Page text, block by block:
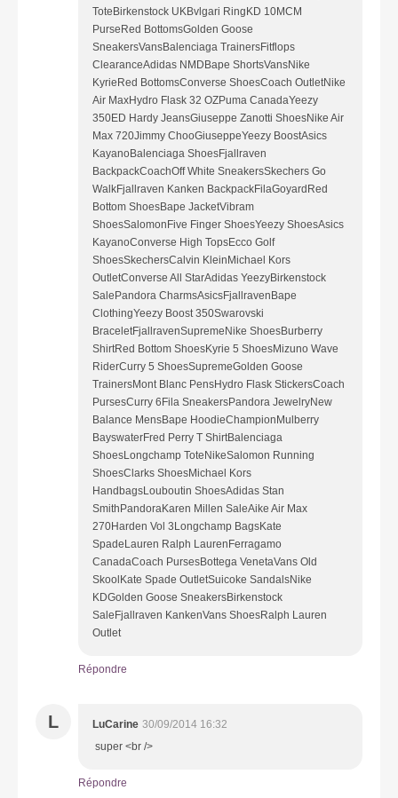
ToteBirkenstock UKBvlgari RingKD 10MCM
PurseRed BottomsGolden Goose
SneakersVansBalenciaga TrainersFitflops
ClearanceAdidas NMDBape ShortsVansNike
KyrieRed BottomsConverse ShoesCoach OutletNike
Air MaxHydro Flask 32 OZPuma CanadaYeezy
350ED Hardy JeansGiuseppe Zanotti ShoesNike Air
Max 720Jimmy ChooGiuseppeYeezy BoostAsics
KayanoBalenciaga ShoesFjallraven
BackpackCoachOff White SneakersSkechers Go
WalkFjallraven Kanken BackpackFilaGoyardRed
Bottom ShoesBape JacketVibram
ShoesSalomonFive Finger ShoesYeezy ShoesAsics
KayanoConverse High TopsEcco Golf
ShoesSkechersCalvin KleinMichael Kors
OutletConverse All StarAdidas YeezyBirkenstock
SalePandora CharmsAsicsFjallravenBape
ClothingYeezy Boost 350Swarovski
BraceletFjallravenSupremeNike ShoesBurberry
ShirtRed Bottom ShoesKyrie 5 ShoesMizuno Wave
RiderCurry 5 ShoesSupremeGolden Goose
TrainersMont Blanc PensHydro Flask StickersCoach
PursesCurry 6Fila SneakersPandora JewelryNew
Balance MensBape HoodieChampionMulberry
BayswaterFred Perry T ShirtBalenciaga
ShoesLongchamp ToteNikeSalomon Running
ShoesClarks ShoesMichael Kors
HandbagsLouboutin ShoesAdidas Stan
SmithPandoraKaren Millen SaleAike Air Max
270Harden Vol 3Longchamp BagsKate
SpadeLauren Ralph LaurenFerragamo
CanadaCoach PursesBottega VenetaVans Old
SkoolKate Spade OutletSuicoke SandalsNike
KDGolden Goose SneakersBirkenstock
SaleFjallraven KankenVans ShoesRalph Lauren
Outlet
Répondre
L LuCarine 30/09/2014 16:32
super <br />
Répondre